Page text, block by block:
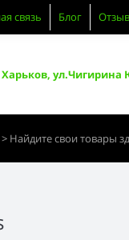
связь Блог
Харьков, ул.Чигирина